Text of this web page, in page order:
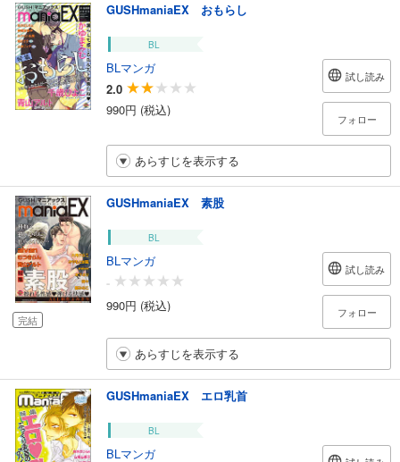
GUSHmaniaEX おもらし
BL
BLマンガ
2.0
990円 (税込)
試し読み
フォロー
あらすじを表示する
完結
GUSHmaniaEX 素股
BL
BLマンガ
-
990円 (税込)
試し読み
フォロー
あらすじを表示する
GUSHmaniaEX エロ乳首
BL
BLマンガ